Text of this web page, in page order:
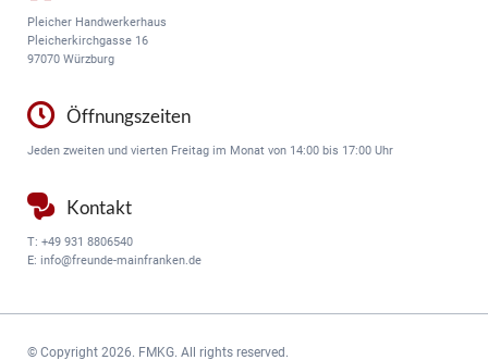
Pleicher Handwerkerhaus
Pleicherkirchgasse 16
97070 Würzburg
Öffnungszeiten
Jeden zweiten und vierten Freitag im Monat von 14:00 bis 17:00 Uhr
Kontakt
T: +49 931 8806540
E: info@freunde-mainfranken.de
© Copyright 2026. FMKG. All rights reserved.